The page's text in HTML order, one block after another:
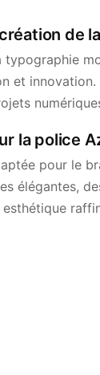
de
typographie
innovation.
la police
pour le
élégantes,